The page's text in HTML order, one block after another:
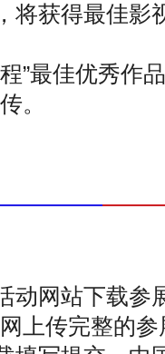
将获得最佳影
”最佳优秀作
。
动网站下载参
上传完整的